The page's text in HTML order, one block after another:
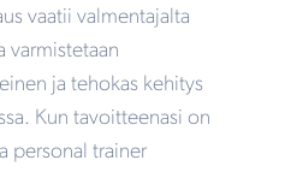
vaatii valmentajalta
varmistetaan
ja tehokas kehitys
Kun tavoitteenasi on
personal trainer